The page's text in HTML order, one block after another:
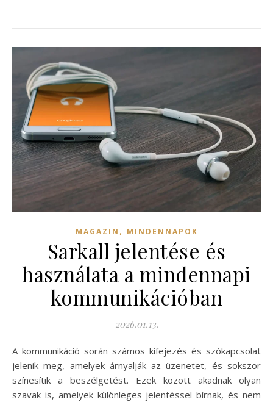
MAGAZIN , MINDENNAPOK
Sarkall jelentése és
használata a mindennapi
kommunikációban
2026.01.13.
A kommunikáció során számos kifejezés és szókapcsolat
jelenik meg, amelyek árnyalják az üzenetet, és sokszor
színesítik a beszélgetést. Ezek között akadnak olyan
szavak is, amelyek különleges jelentéssel bírnak, és nem